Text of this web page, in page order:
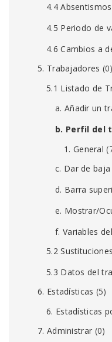
4.4 Absentismos
4.5 Periodo de
4.6 Cambios a
5. Trabajadores (0)
5.1 Listado de
a. Añadir un
b. Perfil del
1. General
c. Dar de
d. Barra
e. Mostrar/
f. Variables
5.2 Sustituciones
5.3 Datos del
6. Estadísticas (5)
6. Estadísticas
7. Administrar (0)